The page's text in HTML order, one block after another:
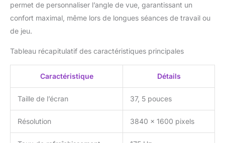
permet de personnaliser l’angle de vue, garantissant un
confort maximal, même lors de longues séances de travail ou
de jeu.
Tableau récapitulatif des caractéristiques principales
Caractéristique Détails
Taille de l’écran 37, 5 pouces
Résolution 3840 x 1600 pixels